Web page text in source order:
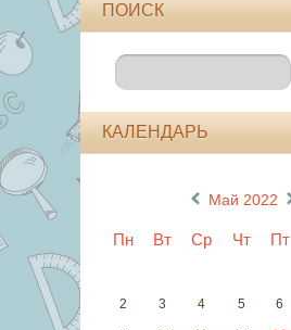
ПОИСК
КАЛЕНДАРЬ
Май 2022
Пн Вт Ср Чт Пт
2 3 4 5 6